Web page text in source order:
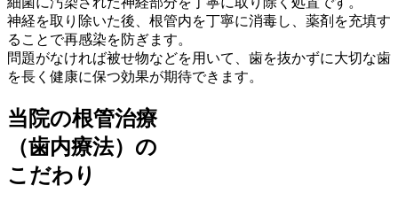
神経を取り除いた後、根管内を丁寧に消毒し、薬剤を充填す
ることで再感染を防ぎます。
問題がなければ被せ物などを用いて、歯を抜かずに大切な歯
を長く健康に保つ効果が期待できます。
当院の根管治療
（歯内療法）の
こだわり